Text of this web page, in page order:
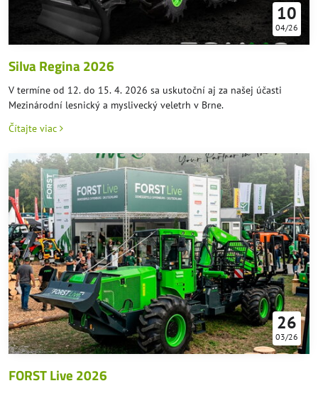
10
04/26
Silva Regina 2026
V termíne od 12. do 15. 4. 2026 sa uskutoční aj za našej účasti
Mezinárodní lesnický a myslivecký veletrh v Brne.
Čítajte viac
26
03/26
FORST Live 2026